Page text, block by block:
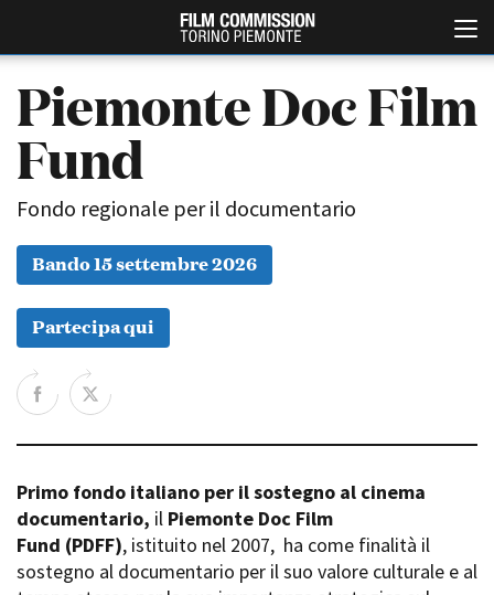
Chi siamo
Storia della Fondazione
Partner
Rete regionale
Bilancio sociale
Amministrazione
trasparente
Guarda che storia!
La Grazia - Immagini e
location della Torino di Paolo
Sorrentino
Open Day
Piemonte Doc Film
Fund
Fondo regionale per il documentario
Bando 15 settembre 2026
Partecipa qui
Primo fondo italiano per il sostegno al cinema
documentario, il Piemonte Doc Film
Fund (PDFF), istituito nel 2007, ha come finalità il
sostegno al documentario per il suo valore culturale e al